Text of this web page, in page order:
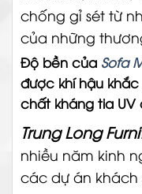
chống gỉ sét từ
của những
Độ bền của Sofa
được khí hậu
chất kháng tia UV
Trung Long
nhiều năm kinh
các dự án khách